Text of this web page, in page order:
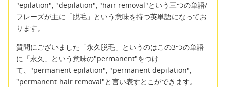
"epilation", "depilation", "hair removal"という三つの単語/
フレーズが主に「脱毛」という意味を持つ英単語になってお
ります。
質問にございました「永久脱毛」というのはこの3つの単語
に「永久」という意味の"permanent"をつけ
て、"permanent epilation", "permanent depilation",
"permanent hair removal"と言い表すとこができます。